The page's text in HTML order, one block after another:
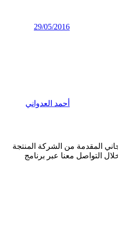
29/05/2016
أحمد العدواني
المقدمة من الشركة المنتجة
التواصل معنا عبر برنامج